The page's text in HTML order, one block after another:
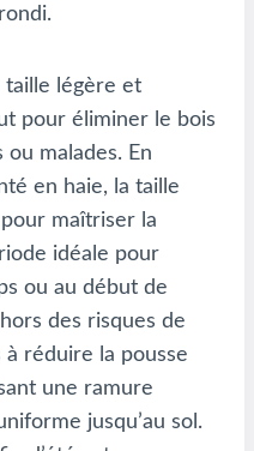
taille légère et
pour éliminer le bois
malades. En
en haie, la taille
maîtriser la
idéale pour
ou au début de
des risques de
à réduire la pousse
une ramure
jusqu’au sol.